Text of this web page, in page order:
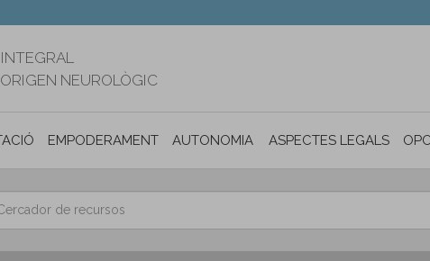
NEUROLÒGIC
EMPODERAMENT AUTONOMIA PERSONAL I INCLUSIÓ
ASPECTES LEGALS